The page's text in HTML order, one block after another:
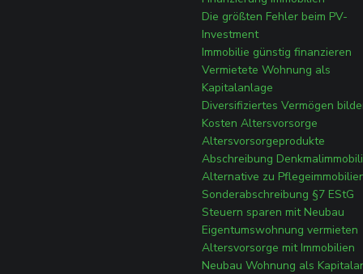
Die größten Fehler beim PV-
Investment
Immobilie günstig finanzieren
Vermietete Wohnung als
Kapitalanlage
Diversifiziertes Vermögen
Kosten Altersvorsorge
Altersvorsorgeprodukte
Abschreibung
Alternative zu
Sonderabschreibung §7 EStG
Steuern sparen mit Neubau
Eigentumswohnung vermieten
Altersvorsorge mit Immobilien
Neubau Wohnung als